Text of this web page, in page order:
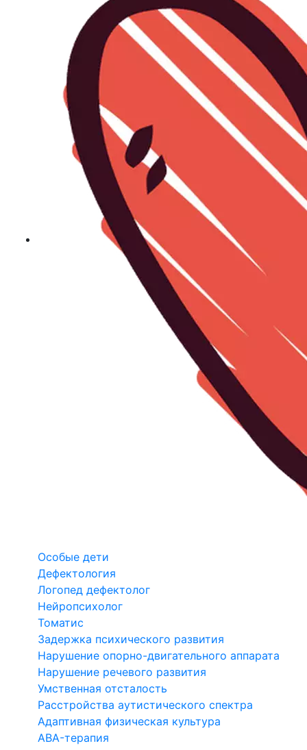
Особые дети
Дефектология
Логопед дефектолог
Нейропсихолог
Томатис
Задержка психического развития
Нарушение опорно-двигательного аппарата
Нарушение речевого развития
Умственная отсталость
Расстройства аутистического спектра
Адаптивная физическая культура
ABA-терапия